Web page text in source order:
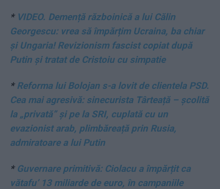
* VIDEO. Demență războinică a lui Călin
Georgescu: vrea să împărțim Ucraina, ba chiar
și Ungaria! Revizionism fascist copiat după
Putin și tratat de Cristoiu cu simpatie
* Reforma lui Bolojan s-a lovit de clientela PSD.
Cea mai agresivă: sinecurista Târteață – școlită
la „privată” și pe la SRI, cuplată cu un
evazionist arab, plimbăreață prin Rusia,
admiratoare a lui Putin
* Guvernare primitivă: Ciolacu a împărțit ca
vătafu’ 13 miliarde de euro, în campaniile